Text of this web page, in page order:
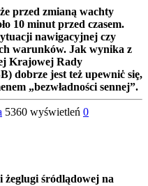
przed zmianą wachty
10 minut przed czasem.
nawigacyjnej czy
warunków. Jak wynika z
Krajowej Rady
dobrze jest też upewniċ siȩ,
„bezwładności sennej”.
5360 wyświetleń 0
śródlądowej na